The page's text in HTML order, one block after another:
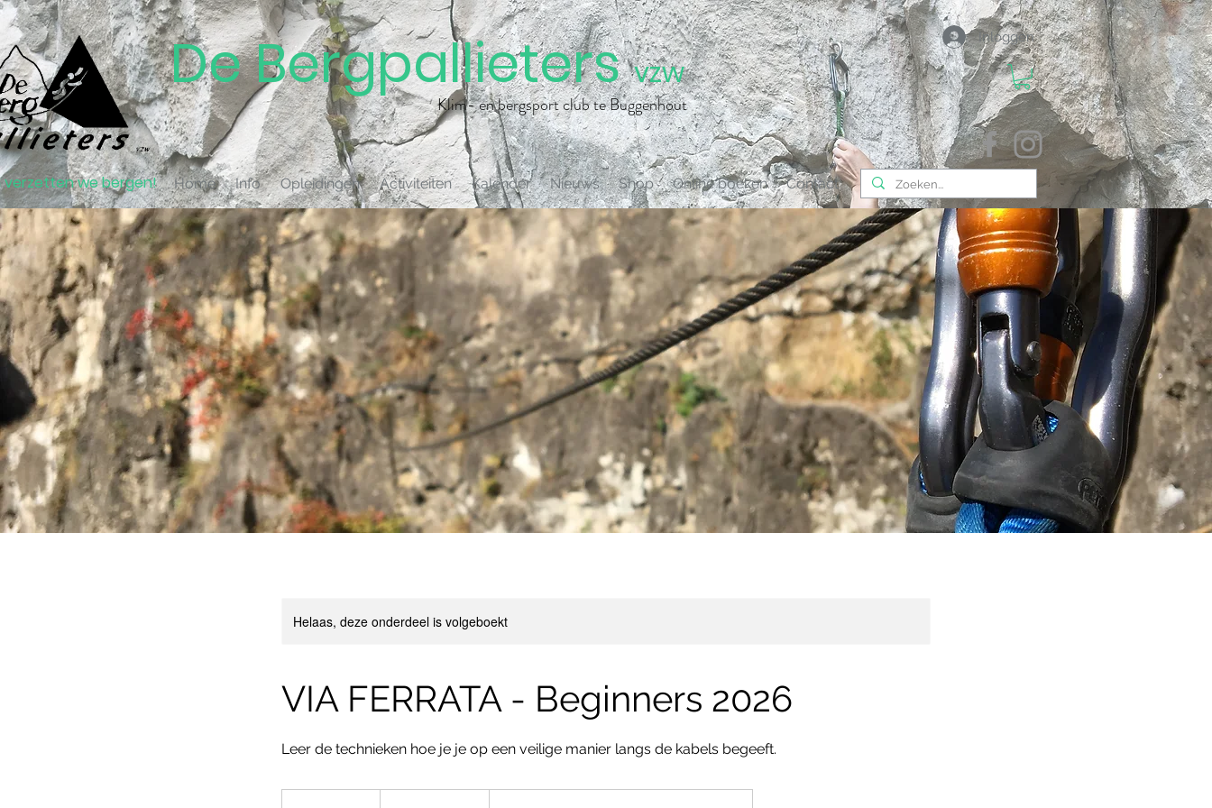
verzetten we bergen!
De Bergpallietersvzw
Klim- en bergsport club te Buggenhout
Inloggen
Home Info Opleidingen Activiteiten Kalender Nieuws Shop Online boeken Contact
Helaas, deze onderdeel is volgeboekt
VIA FERRATA - Beginners 2026
Leer de technieken hoe je je op een veilige manier langs de kabels begeeft.